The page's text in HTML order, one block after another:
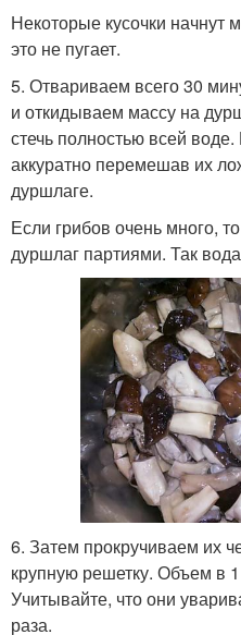
Некоторые кусочки начнут
это не пугает.
5. Отвариваем всего 30
и откидываем массу на
стечь полностью всей
аккуратно перемешав их
дуршлаге.
Если грибов очень много,
дуршлаг партиями. Так
6. Затем прокручиваем их
крупную решетку. Объем в
Учитывайте, что они
раза.